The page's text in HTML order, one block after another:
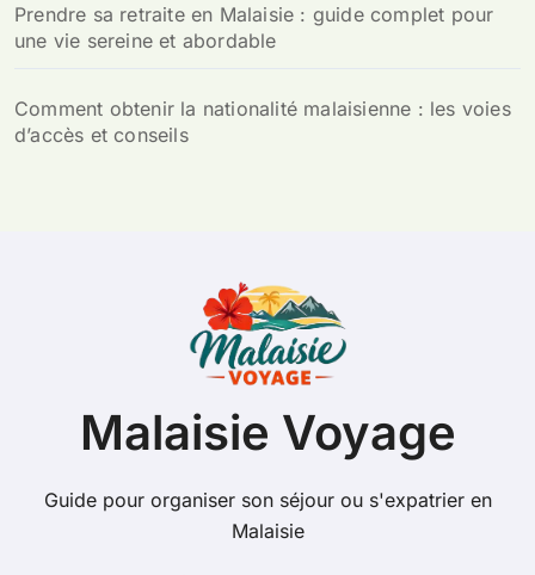
Prendre sa retraite en Malaisie : guide complet pour
une vie sereine et abordable
Comment obtenir la nationalité malaisienne : les voies
d’accès et conseils
Malaisie Voyage
Guide pour organiser son séjour ou s'expatrier en
Malaisie